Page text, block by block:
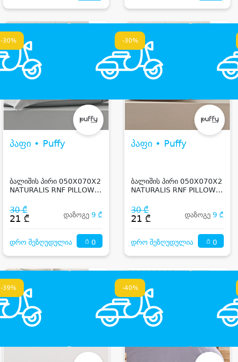
-30%
პაფი • Puffy
ბალიშის პირი 050X070X2
NATURALIS RNF PILLOW
30 ₾
21 ₾ დაზოგე 9 ₾
დრო შეზღუდულია 0
-30%
პაფი • Puffy
ბალიშის პირი 050X070X2
NATURALIS RNF PILLOW
30 ₾
21 ₾ დაზოგე 9 ₾
დრო შეზღუდულია 0
-39% -40%